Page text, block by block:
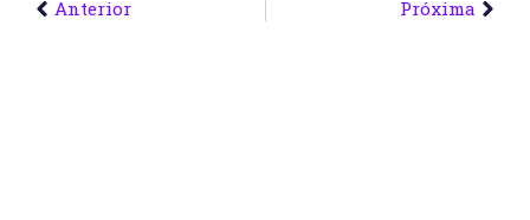
Anterior Próxima